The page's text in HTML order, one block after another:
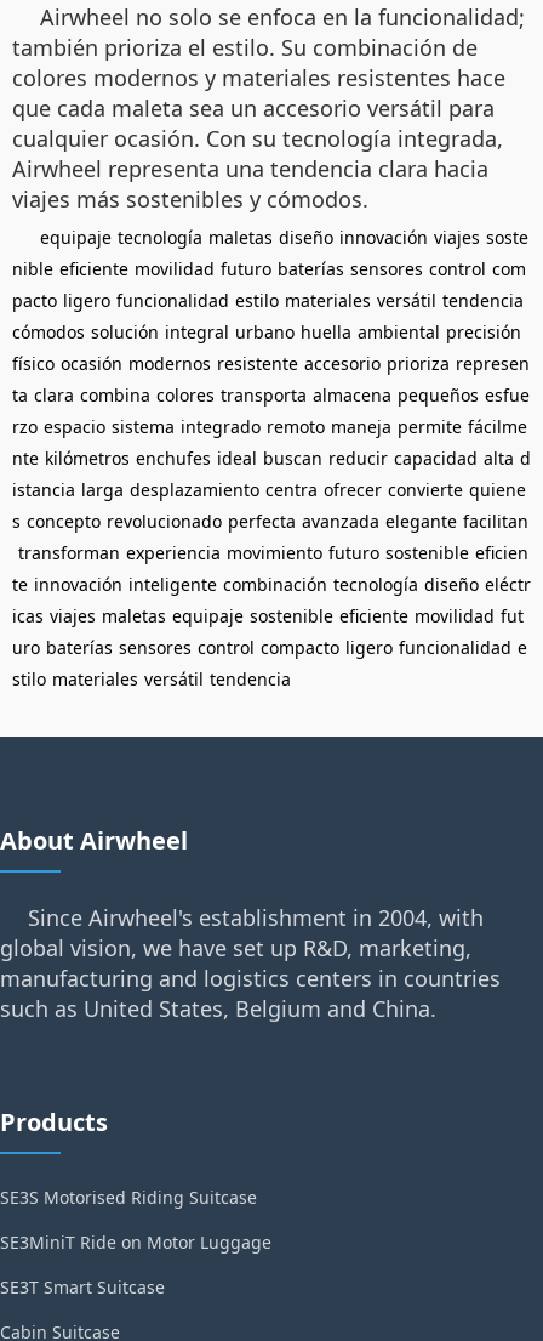
Airwheel no solo se enfoca en la funcionalidad;
también prioriza el estilo. Su combinación de
colores modernos y materiales resistentes hace
que cada maleta sea un accesorio versátil para
cualquier ocasión. Con su tecnología integrada,
Airwheel representa una tendencia clara hacia
viajes más sostenibles y cómodos.
equipaje tecnología maletas diseño innovación viajes soste
nible eficiente movilidad futuro baterías sensores control com
pacto ligero funcionalidad estilo materiales versátil tendencia
cómodos solución integral urbano huella ambiental precisión
físico ocasión modernos resistente accesorio prioriza represen
ta clara combina colores transporta almacena pequeños esfue
rzo espacio sistema integrado remoto maneja permite fácilme
nte kilómetros enchufes ideal buscan reducir capacidad alta d
istancia larga desplazamiento centra ofrecer convierte quiene
s concepto revolucionado perfecta avanzada elegante facilitan
transforman experiencia movimiento futuro sostenible eficien
te innovación inteligente combinación tecnología diseño eléctr
icas viajes maletas equipaje sostenible eficiente movilidad fut
uro baterías sensores control compacto ligero funcionalidad e
stilo materiales versátil tendencia
About Airwheel
Since Airwheel's establishment in 2004, with
global vision, we have set up R&D, marketing,
manufacturing and logistics centers in countries
such as United States, Belgium and China.
Products
SE3S Motorised Riding Suitcase
SE3MiniT Ride on Motor Luggage
SE3T Smart Suitcase
Cabin Suitcase